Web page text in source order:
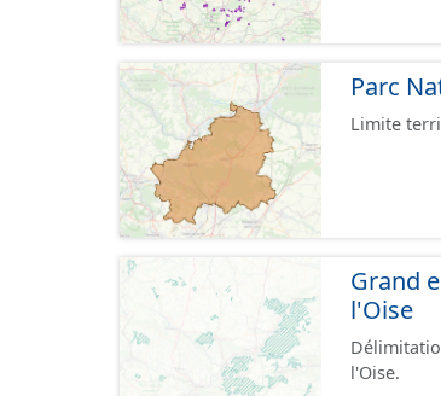
Parc
Limite
Grand
l'Oise
l'Oise.